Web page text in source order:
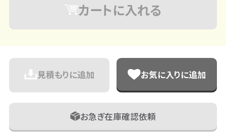
カートに入れる
見積もりに追加 お気に入りに追加
お急ぎ在庫確認依頼